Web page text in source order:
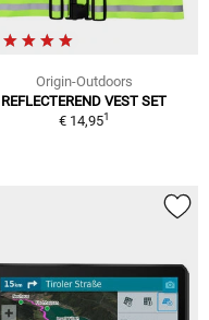
Origin-Outdoors
REFLECTEREND VEST SET
€ 14,951